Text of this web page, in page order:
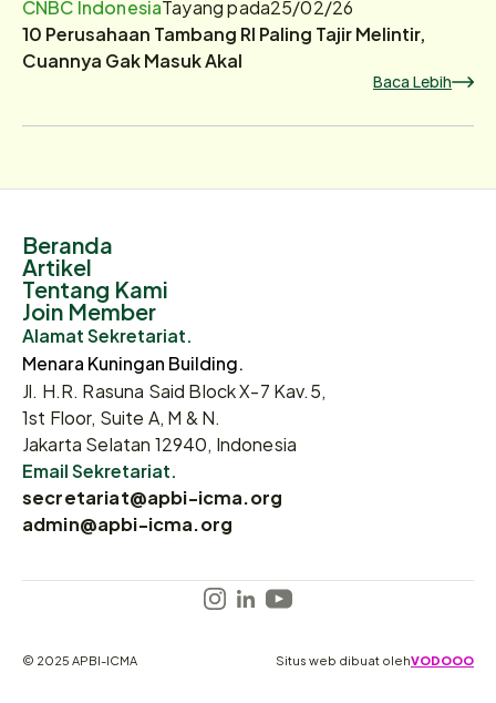
CNBC IndonesiaTayang pada25/02/26
10 Perusahaan Tambang RI Paling Tajir Melintir,
Cuannya Gak Masuk Akal
Baca Lebih
Beranda
Artikel
Tentang Kami
Join Member
Alamat Sekretariat.
Menara Kuningan Building.
Jl. H.R. Rasuna Said Block X-7 Kav.5,
1st Floor, Suite A, M & N.
Jakarta Selatan 12940, Indonesia
Email Sekretariat.
secretariat@apbi-icma.org
admin@apbi-icma.org
© 2025 APBI-ICMA Situs web dibuat olehVODOOO